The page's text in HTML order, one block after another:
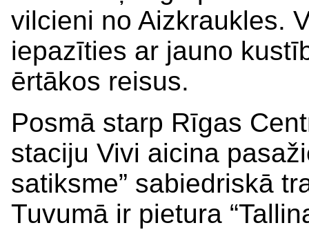
vilcieni no Aizkraukles.
iepazīties ar jauno
ērtākos reisus.
Posmā starp Rīgas
staciju Vivi aicina
satiksme” sabiedriskā
Tuvumā ir pietura